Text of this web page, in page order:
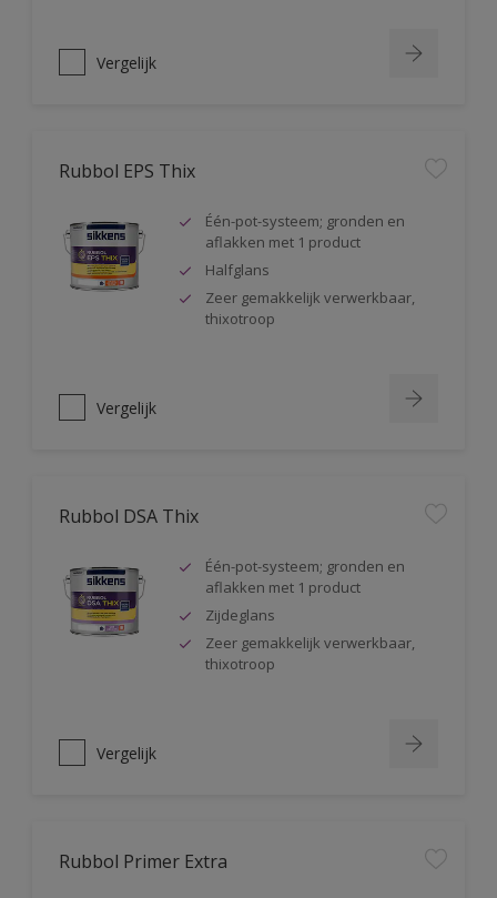
Vergelijk
Rubbol EPS Thix
Één-pot-systeem; gronden en
aflakken met 1 product
Halfglans
Zeer gemakkelijk verwerkbaar,
thixotroop
Vergelijk
Rubbol DSA Thix
Één-pot-systeem; gronden en
aflakken met 1 product
Zijdeglans
Zeer gemakkelijk verwerkbaar,
thixotroop
Vergelijk
Rubbol Primer Extra